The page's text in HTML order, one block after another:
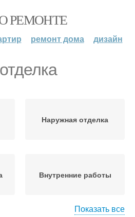
РЕМОНТЕ
ремонт дома дизайн
Наружная отделка
Внутренние работы
Показать все